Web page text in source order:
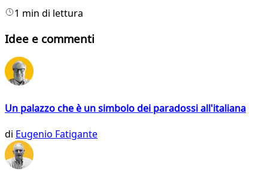
1 min di lettura
Idee e commenti
Un palazzo che è un simbolo dei paradossi all'italiana
di Eugenio Fatigante